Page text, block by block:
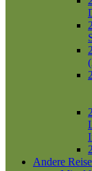
Andere